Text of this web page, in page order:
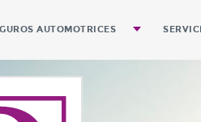
AUTOMOTRICES
Pickups de Carga